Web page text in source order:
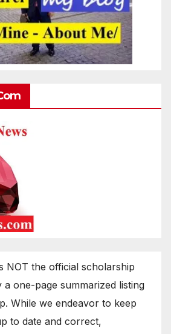
NOT the official scholarship
a one-page summarized listing
While we endeavor to keep
to date and correct,